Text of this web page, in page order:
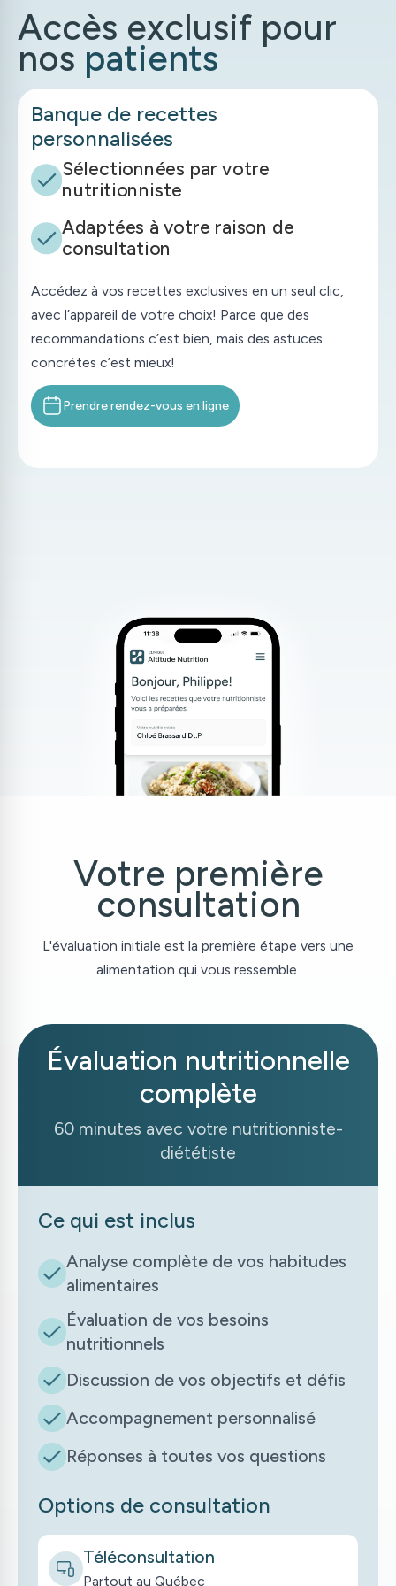
Prendre rendez-vous
En savoir plus
Prendre rendez-vous
Accès exclusif pour
nos patients
Banque de recettes
personnalisées
Sélectionnées par votre
nutritionniste
Adaptées à votre raison de
consultation
Accédez à vos recettes exclusives en un seul clic,
avec l’appareil de votre choix! Parce que des
recommandations c’est bien, mais des astuces
concrètes c’est mieux!
Prendre rendez-vous en ligne
Votre première
consultation
L'évaluation initiale est la première étape vers une
alimentation qui vous ressemble.
Évaluation nutritionnelle
complète
60 minutes avec votre nutritionniste-
diététiste
Ce qui est inclus
Analyse complète de vos habitudes
alimentaires
Évaluation de vos besoins
nutritionnels
Discussion de vos objectifs et défis
Accompagnement personnalisé
Réponses à toutes vos questions
Options de consultation
Téléconsultation
Partout au Québec